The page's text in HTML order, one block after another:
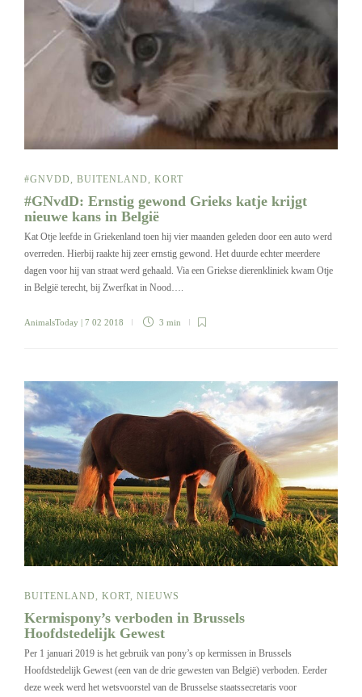
#GNVDD BUITENLAND KORT
#GNvdD: Ernstig gewond Grieks katje krijgt
nieuwe kans in België
Kat Otje leefde in Griekenland toen hij vier maanden geleden door een auto werd
overreden. Hierbij raakte hij zeer ernstig gewond. Het duurde echter meerdere
dagen voor hij van straat werd gehaald. Via een Griekse dierenkliniek kwam Otje
in België terecht, bij Zwerfkat in Nood….
AnimalsToday | 7 02 2018 3 min
BUITENLAND KORT NIEUWS
Kermispony’s verboden in Brussels
Hoofdstedelijk Gewest
Per 1 januari 2019 is het gebruik van pony’s op kermissen in Brussels
Hoofdstedelijk Gewest (een van de drie gewesten van België) verboden. Eerder
deze week werd het wetsvoorstel van de Brusselse staatssecretaris voor